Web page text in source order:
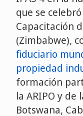
que se
Capacitación
(Zimbabwe),
fiduciario
propiedad
formación
la ARIPO y de
Botswana,